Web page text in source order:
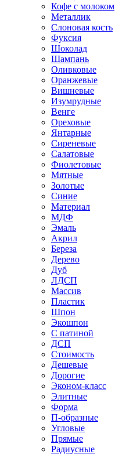
Кофе с молоком
Металлик
Слоновая кость
Фуксия
Шоколад
Шампань
Оливковые
Оранжевые
Вишневые
Изумрудные
Венге
Ореховые
Янтарные
Сиреневые
Салатовые
Фиолетовые
Мятные
Золотые
Синие
Материал
МДФ
Эмаль
Акрил
Береза
Дерево
Дуб
ЛДСП
Массив
Пластик
Шпон
Экошпон
С патиной
ДСП
Стоимость
Дешевые
Дорогие
Эконом-класс
Элитные
Форма
П-образные
Угловые
Прямые
Радиусные